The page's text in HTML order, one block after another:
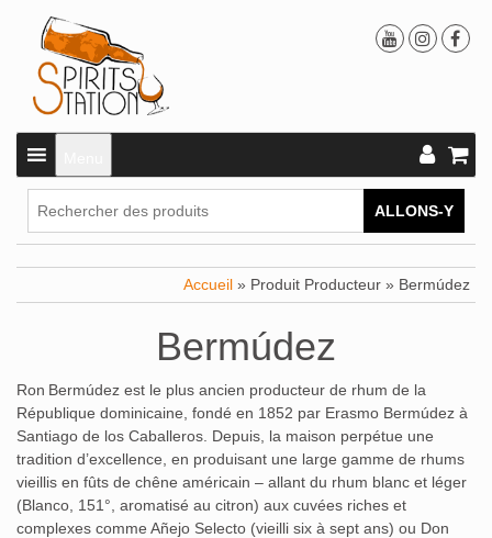
ALLONS-Y
Accueil » Produit Producteur » Bermúdez
Bermúdez
Ron Bermúdez est le plus ancien producteur de rhum de la
République dominicaine, fondé en 1852 par Erasmo Bermúdez à
Santiago de los Caballeros Depuis, la maison perpétue une
tradition d’excellence, en produisant une large gamme de rhums
vieillis en fûts de chêne américain – allant du rhum blanc et léger
(Blanco, 151°, aromatisé au citron) aux cuvées riches et
complexes comme Añejo Selecto (vieilli six à sept ans) ou Don